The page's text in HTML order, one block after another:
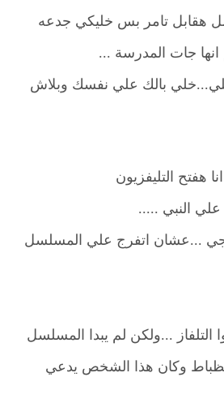
هقابل تامر بس خليكي جدعه
جات المدرسة ...
بالك علي نفسك وبلاش
هفتح التليفزيون
.....
...عشان اتفرج علي المسلسل
التلفاز ...ولكن لم يبدا المسلسل
وكان هذا الشخص يدعي